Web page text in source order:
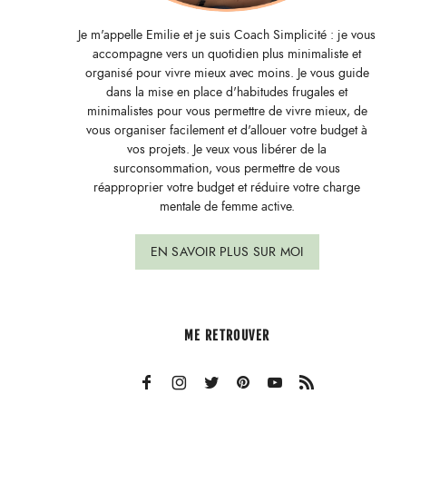
Je m'appelle Emilie et je suis Coach Simplicité : je vous
accompagne vers un quotidien plus minimaliste et
organisé pour vivre mieux avec moins. Je vous guide
dans la mise en place d'habitudes frugales et
minimalistes pour vous permettre de vivre mieux, de
vous organiser facilement et d'allouer votre budget à
vos projets. Je veux vous libérer de la
surconsommation, vous permettre de vous
réapproprier votre budget et réduire votre charge
mentale de femme active.
EN SAVOIR PLUS SUR MOI
ME RETROUVER